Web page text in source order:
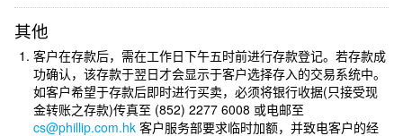
其他
客户在存款后，需在工作日下午五时前进行存款登记。若存款成
功确认，该存款于翌日才会显示于客户选择存入的交易系统中。
如客户希望于存款后即时进行买卖，必须将银行收据(只接受现
金转账之存款)传真至 (852) 2277 6008 或电邮至
cs@phillip.com.hk 客户服务部要求临时加额，并致电客户的经